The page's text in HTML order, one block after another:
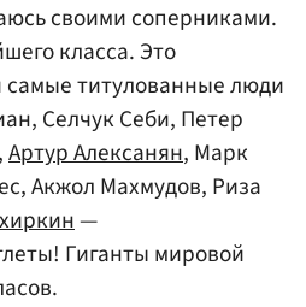
своими соперниками.
класса. Это
титулованные люди
Селчук Себи, Петер
Артур Алексанян, Марк
Акжол Махмудов, Риза
—
Гиганты мировой